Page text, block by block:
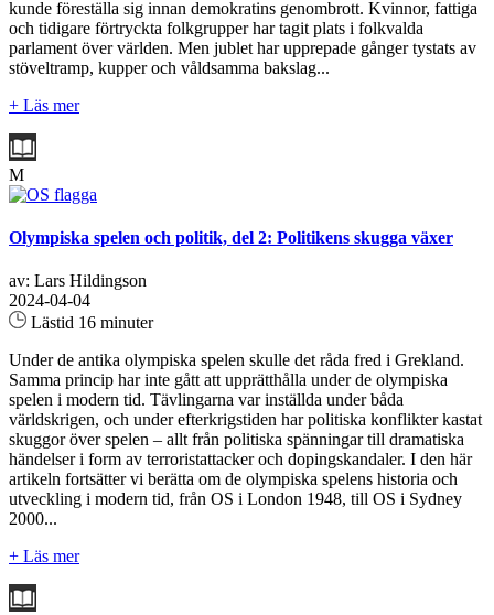
kunde föreställa sig innan demokratins genombrott. Kvinnor, fattiga
och tidigare förtryckta folkgrupper har tagit plats i folkvalda
parlament över världen. Men jublet har upprepade gånger tystats av
stöveltramp, kupper och våldsamma bakslag...
+ Läs mer
M
Olympiska spelen och politik, del 2: Politikens skugga växer
av: Lars Hildingson
2024-04-04
Lästid 16 minuter
Under de antika olympiska spelen skulle det råda fred i Grekland.
Samma princip har inte gått att upprätthålla under de olympiska
spelen i modern tid. Tävlingarna var inställda under båda
världskrigen, och under efterkrigstiden har politiska konflikter kastat
skuggor över spelen – allt från politiska spänningar till dramatiska
händelser i form av terroristattacker och dopingskandaler. I den här
artikeln fortsätter vi berätta om de olympiska spelens historia och
utveckling i modern tid, från OS i London 1948, till OS i Sydney
2000...
+ Läs mer